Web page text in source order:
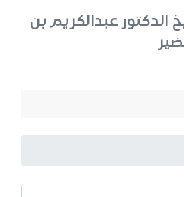
الدكتور عبدالكريم بن